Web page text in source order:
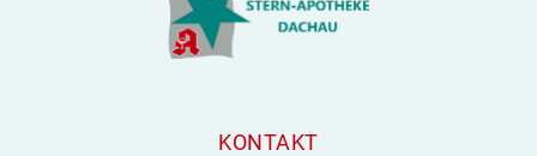
KONTAKT